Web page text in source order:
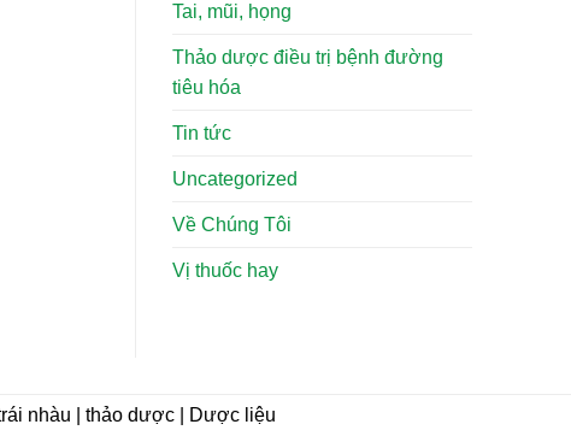
Tai, mũi, họng
Thảo dược điều trị bệnh đường
tiêu hóa
Tin tức
Uncategorized
Về Chúng Tôi
Vị thuốc hay
nhàu | thảo dược | Dược liệu